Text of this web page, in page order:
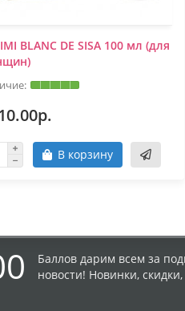
BLANC DE SISA 100 мл (для
В корзину
Баллов дарим всем за
новости! Новинки,